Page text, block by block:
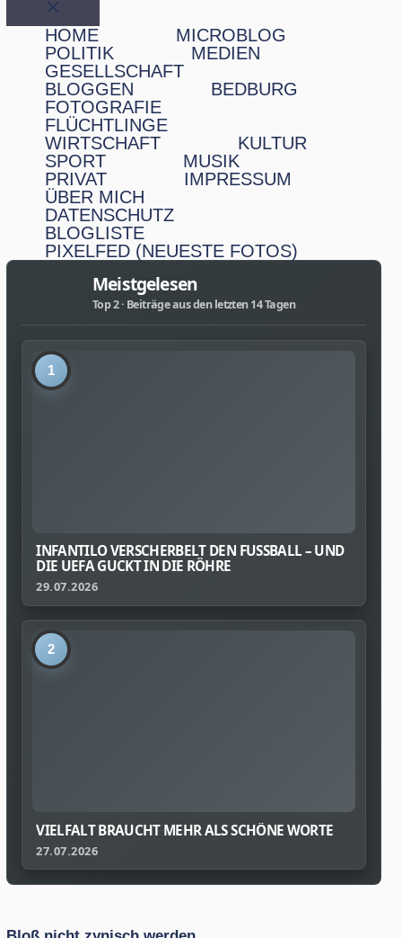
Schließen
HOME
MICROBLOG
POLITIK
MEDIEN
GESELLSCHAFT
BLOGGEN
BEDBURG
FOTOGRAFIE
FLÜCHTLINGE
WIRTSCHAFT
KULTUR
SPORT
MUSIK
PRIVAT
IMPRESSUM
ÜBER MICH
DATENSCHUTZ
BLOGLISTE
PIXELFED (NEUESTE FOTOS)
Meistgelesen
Top 2 · Beiträge aus den letzten 14 Tagen
1
INFANTILO VERSCHERBELT DEN FUSSBALL – UND D
IE UEFA GUCKT IN DIE RÖHRE
29.07.2026
2
VIELFALT BRAUCHT MEHR ALS SCHÖNE WORTE
27.07.2026